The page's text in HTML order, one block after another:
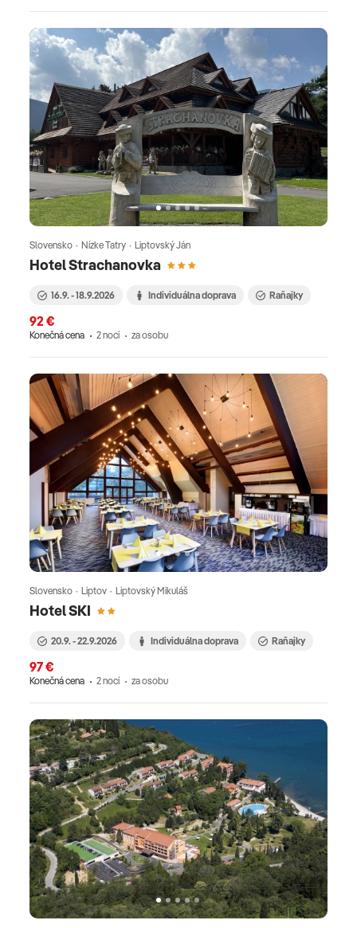
Hotel Strachanovka
Slovensko · Nízke Tatry · Liptovský Ján
16.9. - 18.9.2026 Individuálna doprava Raňajky
92 €
Konečná cena 2 nocí za osobu
Hotel SKI
Slovensko · Liptov · Liptovský Mikuláš
20.9. - 22.9.2026 Individuálna doprava Raňajky
97 €
Konečná cena 2 nocí za osobu